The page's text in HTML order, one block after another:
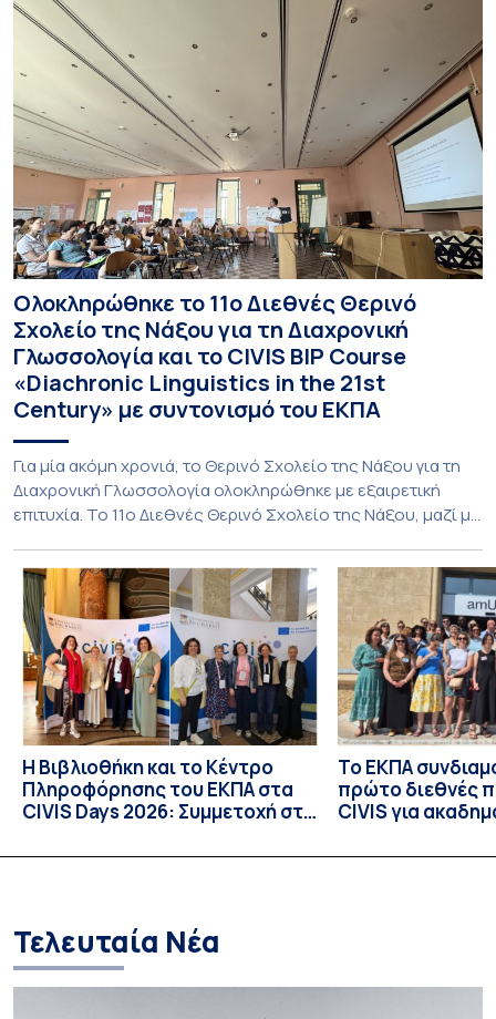
Ολοκληρώθηκε το 11ο Διεθνές Θερινό
Σχολείο της Νάξου για τη Διαχρονική
Γλωσσολογία και το CIVIS BIP Course
«Diachronic Linguistics in the 21st
Century» με συντονισμό του ΕΚΠΑ
Για μία ακόμη χρονιά, το Θερινό Σχολείο της Νάξου για τη
Διαχρονική Γλωσσολογία ολοκληρώθηκε με εξαιρετική
επιτυχία. Το 11ο Διεθνές Θερινό Σχολείο της Νάξου, μαζί με
Linguistics in the 21st Century», διεξήχθη από τις 19 έως τις
25 Ιουλίου 2026 στο ιστορικό κτίριο της πρώην σχολής […]
Η Βιβλιοθήκη και το Κέντρο
Πληροφόρησης του ΕΚΠΑ στα
CIVIS Days 2026: Συμμετοχή στη
των ακαδημαϊκών βιβλιοθηκών
Το ΕΚΠΑ
πρώτο διεθνές
CIVIS για
Τελευταία Νέα